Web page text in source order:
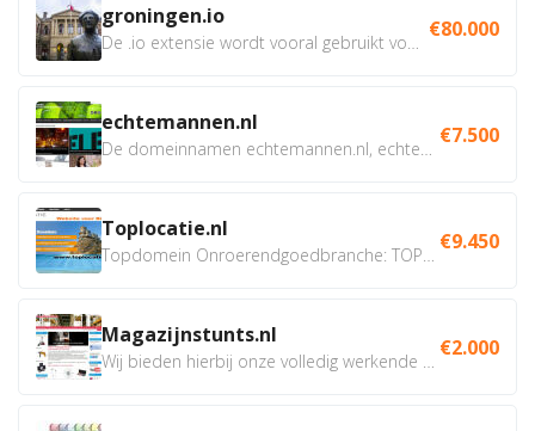
groningen.io €80.000
echtemannen.nl €7.500
Toplocatie.nl €9.450
Magazijnstunts.nl €2.000